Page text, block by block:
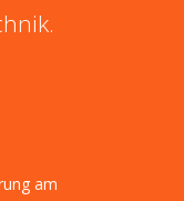
am